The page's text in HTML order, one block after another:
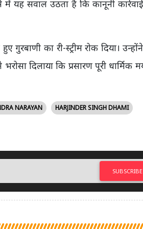
यह सवाल उठता है कि कानूनी
का री-स्ट्रीम रोक दिया।
दिलाया कि प्रसारण पूरी धार्मिक
NARAYAN HARJINDER SINGH DHAMI
SUBSCRIBE